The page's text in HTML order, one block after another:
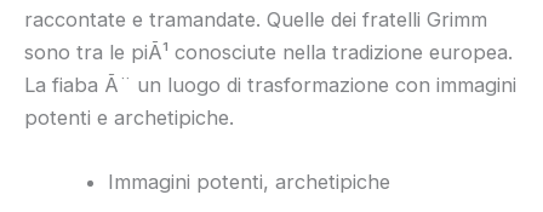
raccontate e tramandate. Quelle dei fratelli Grimm
sono tra le piÃ¹ conosciute nella tradizione europea.
La fiaba Ã¨ un luogo di trasformazione con immagini
potenti e archetipiche.
Immagini potenti, archetipiche